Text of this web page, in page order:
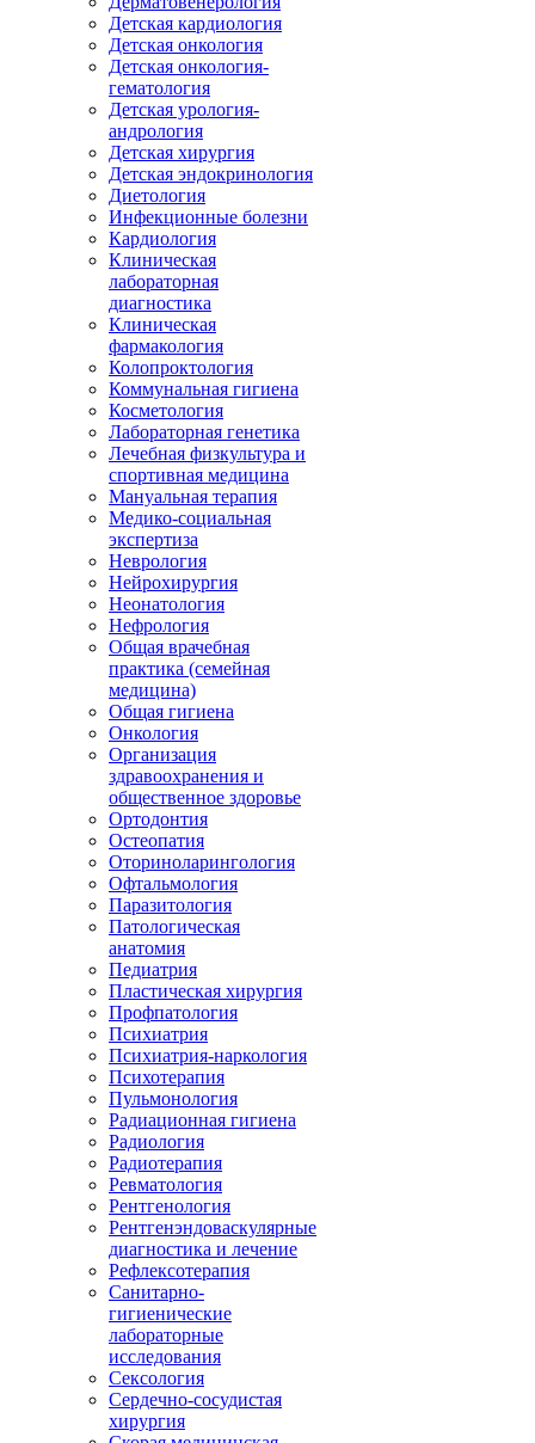
Детская кардиология
Детская онкология
Детская онкология-
гематология
Детская урология-
андрология
Детская хирургия
Детская эндокринология
Диетология
Инфекционные болезни
Кардиология
Клиническая
лабораторная
диагностика
Клиническая
фармакология
Колопроктология
Коммунальная гигиена
Косметология
Лабораторная генетика
Лечебная физкультура и
спортивная медицина
Мануальная терапия
Медико-социальная
экспертиза
Неврология
Нейрохирургия
Неонатология
Нефрология
Общая врачебная
практика (семейная
медицина)
Общая гигиена
Онкология
Организация
здравоохранения и
общественное здоровье
Ортодонтия
Остеопатия
Оториноларингология
Офтальмология
Паразитология
Патологическая
анатомия
Педиатрия
Пластическая хирургия
Профпатология
Психиатрия
Психиатрия-наркология
Психотерапия
Пульмонология
Радиационная гигиена
Радиология
Радиотерапия
Ревматология
Рентгенология
Рентгенэндоваскулярные
диагностика и лечение
Рефлексотерапия
Санитарно-
гигиенические
лабораторные
исследования
Сексология
Сердечно-сосудистая
хирургия